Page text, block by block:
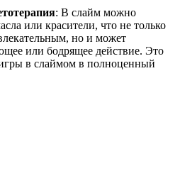
: В слайм можно
или красители, что не только
но и может
или бодрящее действие. Это
в слаймом в полноценный